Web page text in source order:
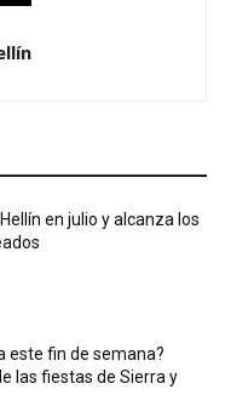
en julio y alcanza los
este fin de semana?
las fiestas de Sierra y